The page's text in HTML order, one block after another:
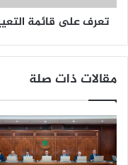
تعرف على قائمة
مقالات ذات صلة